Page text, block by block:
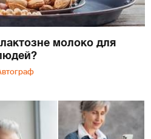
молоко для